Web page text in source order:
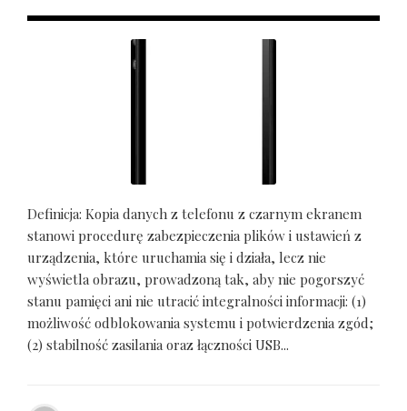
Definicja: Kopia danych z telefonu z czarnym ekranem
stanowi procedurę zabezpieczenia plików i ustawień z
urządzenia, które uruchamia się i działa, lecz nie
wyświetla obrazu, prowadzoną tak, aby nie pogorszyć
stanu pamięci ani nie utracić integralności informacji: (1)
możliwość odblokowania systemu i potwierdzenia zgód;
(2) stabilność zasilania oraz łączności USB...